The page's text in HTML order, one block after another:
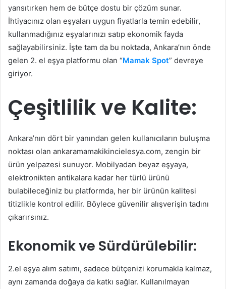
yansıtırken hem de bütçe dostu bir çözüm sunar.
İhtiyacınız olan eşyaları uygun fiyatlarla temin edebilir,
kullanmadığınız eşyalarınızı satıp ekonomik fayda
sağlayabilirsiniz. İşte tam da bu noktada, Ankara’nın önde
gelen 2. el eşya platformu olan “Mamak Spot” devreye
giriyor.
Çeşitlilik ve Kalite:
Ankara’nın dört bir yanından gelen kullanıcıların buluşma
noktası olan ankaramamakikincielesya.com, zengin bir
ürün yelpazesi sunuyor. Mobilyadan beyaz eşyaya,
elektronikten antikalara kadar her türlü ürünü
bulabileceğiniz bu platformda, her bir ürünün kalitesi
titizlikle kontrol edilir. Böylece güvenilir alışverişin tadını
çıkarırsınız.
Ekonomik ve Sürdürülebilir:
2.el eşya alım satımı, sadece bütçenizi korumakla kalmaz,
aynı zamanda doğaya da katkı sağlar. Kullanılmayan